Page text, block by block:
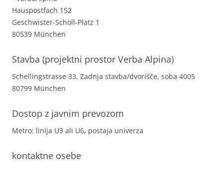
Hauspostfach 152
Geschwister-Scholl-Platz 1
80539 München
Stavba (projektni prostor Verba Alpina)
Schellingstrasse 33, Zadnja stavba/dvorišče, soba 4005
80799 München
Dostop z javnim prevozom
Metro: linija U3 ali U6, postaja univerza
kontaktne osebe